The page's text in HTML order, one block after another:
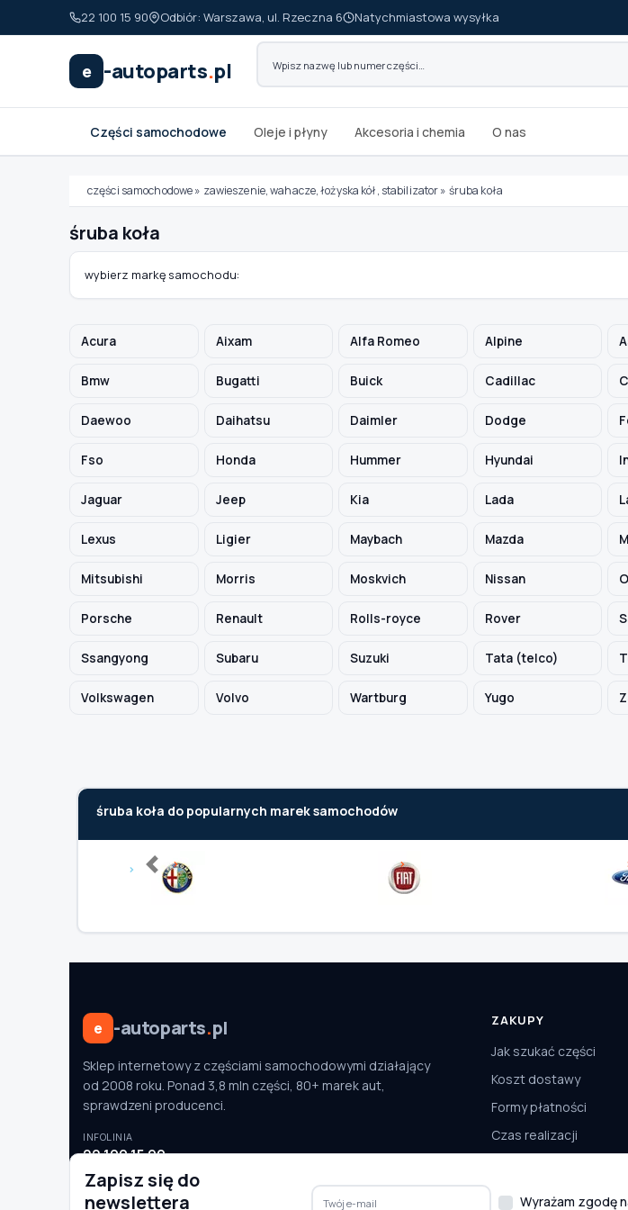
22 100 15 90 Odbiór: Warszawa, ul. Rzeczna 6 Natychmiastowa wysyłka
e -autoparts.pl
Części samochodowe Oleje i płyny Akcesoria i chemia O nas
MARKA
TYP / SILNIK
części samochodowe» zawieszenie, wahacze, łożyska kół, stabilizator» śruba koła
śruba koła
wybierz markę samochodu:
Acura Aixam Alfa Romeo Alpine
Bmw Bugatti Buick Cadillac
Daewoo Daihatsu Daimler Dodge
Fso Honda Hummer Hyundai
Jaguar Jeep Kia Lada
Lexus Ligier Maybach Mazda
Mitsubishi Morris Moskvich Nissan
Porsche Renault Rolls-royce Rover
Ssangyong Subaru Suzuki Tata (telco)
Volkswagen Volvo Wartburg Yugo
śruba koła do popularnych marek samochodów
Previous
e -autoparts.pl
Sklep internetowy z częściami samochodowymi działający
od 2008 roku. Ponad 3,8 mln części, 80+ marek aut,
sprawdzeni producenci.
INFOLINIA
22 100 15 90
pon.–pt. 9:00–16:00
ZAKUPY
Jak szukać części
Koszt dostawy
Formy płatności
Czas realizacji
Zapisz się do
newslettera
Wyrażam zgodę